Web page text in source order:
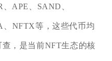
APE、SAND、
NFTX等，这些代币均
，是当前NFT生态的核